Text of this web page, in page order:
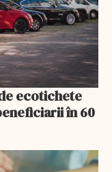
ecotichete
în 60